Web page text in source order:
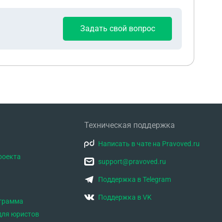
Задать свой вопрос
юристов
Техническая поддержка
Написать в чате на Pravoved.ru
support@pravoved.ru
Поддержка в Telegram
Поддержка в VK